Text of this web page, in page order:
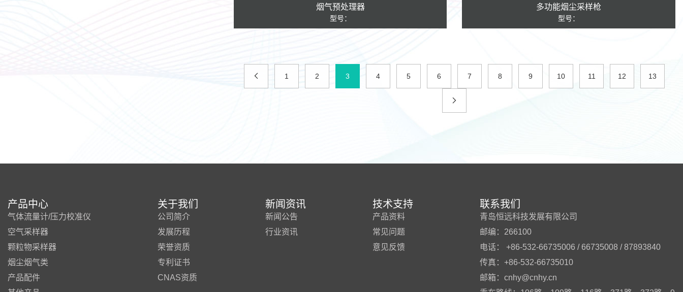
烟气预处理器
型号：
多功能烟尘采样枪
型号：
1 2 3 4 5 6 7 8 9 10 11 12 13
产品中心
气体流量计/压力校准仪
空气采样器
颗粒物采样器
烟尘烟气类
产品配件
关于我们
公司简介
发展历程
荣誉资质
专利证书
CNAS资质
新闻资讯
新闻公告
行业资讯
技术支持
产品资料
常见问题
意见反馈
联系我们
青岛恒远科技发展有限公司
邮编：266100
电话： +86-532-66735006 / 66735008 /87893840
传真：+86-532-66735010
邮箱： cnhy@cnhy.cn